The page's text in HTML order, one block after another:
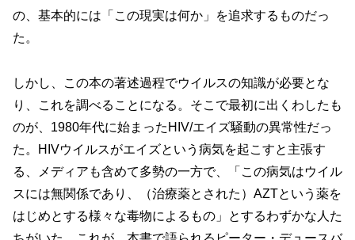
の、基本的には「この現実は何か」を追求するものだっ
た。
しかし、この本の著述過程でウイルスの知識が必要とな
り、これを調べることになる。そこで最初に出くわしたも
のが、1980年代に始まったHIV/エイズ騒動の異常性だっ
た。HIVウイルスがエイズという病気を起こすと主張す
る、メディアも含めて多勢の一方で、「この病気はウイル
スには無関係であり、（治療薬とされた）AZTという薬を
はじめとする様々な毒物によるもの」とするわずかな人た